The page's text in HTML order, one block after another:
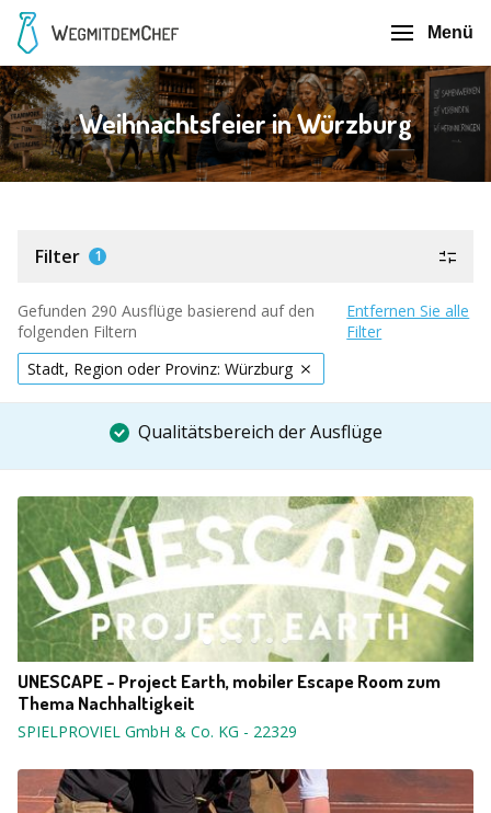
Menü
Weihnachtsfeier in Würzburg
Filter 1
Gefunden 290 Ausflüge basierend auf den
folgenden Filtern
Entfernen Sie alle
Filter
Stadt, Region oder Provinz: Würzburg
Qualitätsbereich der Ausflüge
UNESCAPE - Project Earth, mobiler Escape Room zum
Thema Nachhaltigkeit
SPIELPROVIEL GmbH & Co. KG - 22329